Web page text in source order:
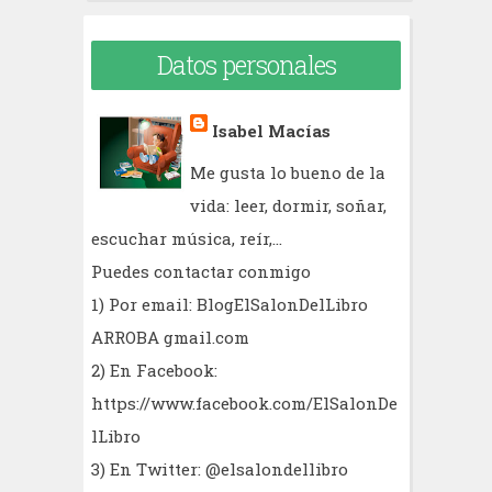
Datos personales
Isabel Macías
Me gusta lo bueno de la
vida: leer, dormir, soñar,
escuchar música, reír,...
Puedes contactar conmigo
1) Por email: BlogElSalonDelLibro
ARROBA gmail.com
2) En Facebook:
https://www.facebook.com/ElSalonDe
lLibro
3) En Twitter: @elsalondellibro